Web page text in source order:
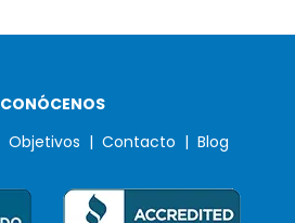
CONÓCENOS
Objetivos | Contacto | Blog